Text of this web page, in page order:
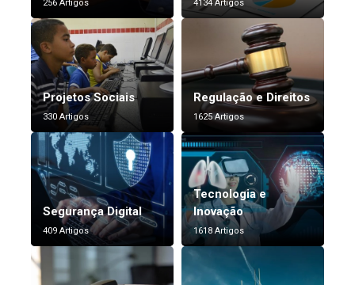
256 Artigos 4134 Artigos
Projetos Sociais
330 Artigos
Regulação e Direitos
1625 Artigos
Segurança Digital
409 Artigos
Tecnologia e
Inovação
1618 Artigos